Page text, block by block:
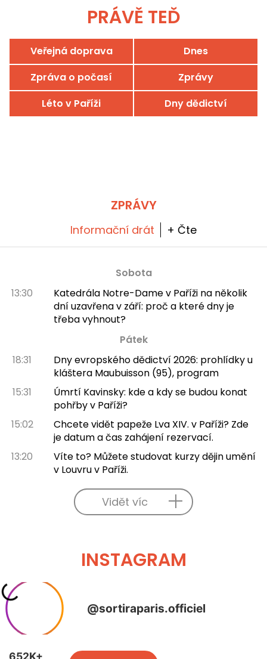
PRÁVĚ TEĎ
Veřejná doprava
Dnes
Zpráva o počasí
Zprávy
Léto v Paříži
Dny dědictví
ZPRÁVY
Informační drát + Čte
Sobota
13:30
Katedrála Notre-Dame v Paříži na několik
dní uzavřena v září: proč a které dny je
třeba vyhnout?
Pátek
18:31
Dny evropského dědictví 2026: prohlídky u
kláštera Maubuisson (95), program
15:31
Úmrtí Kavinsky: kde a kdy se budou konat
pohřby v Paříži?
15:02
Chcete vidět papeže Lva XIV. v Paříži? Zde
je datum a čas zahájení rezervací.
13:20
Víte to? Můžete studovat kurzy dějin umění
v Louvru v Paříži.
Vidět víc
INSTAGRAM